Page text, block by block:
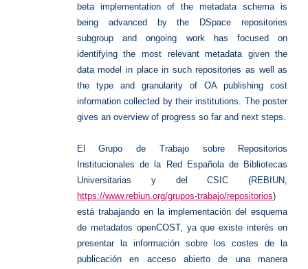
beta implementation of the metadata schema is
being advanced by the DSpace repositories
subgroup and ongoing work has focused on
identifying the most relevant metadata given the
data model in place in such repositories as well as
the type and granularity of OA publishing cost
information collected by their institutions. The poster
gives an overview of progress so far and next steps.
El Grupo de Trabajo sobre Repositorios
Institucionales de la Red Española de Bibliotecas
Universitarias y del CSIC (REBIUN,
https://www.rebiun.org/grupos-trabajo/repositorios)
está trabajando en la implementación del esquema
de metadatos openCOST, ya que existe interés en
presentar la información sobre los costes de la
publicación en acceso abierto de una manera